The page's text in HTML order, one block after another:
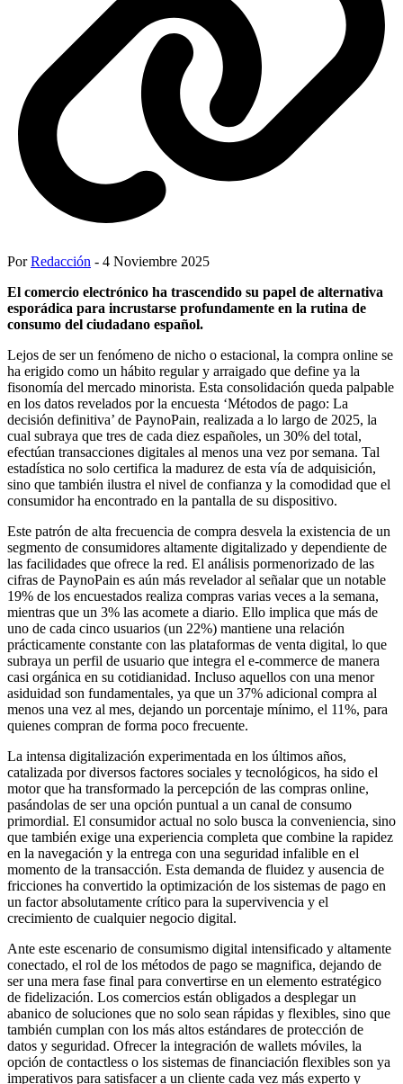
PorRedacción - 4 Noviembre 2025
El comercio electrónico ha trascendido su papel de alternativa
esporádica para incrustarse profundamente en la rutina de
consumo del ciudadano español.
Lejos de ser un fenómeno de nicho o estacional, la compra online se
ha erigido como un hábito regular y arraigado que define ya la
fisonomía del mercado minorista. Esta consolidación queda palpable
en los datos revelados por la encuesta ‘Métodos de pago: La
decisión definitiva’ de PaynoPain, realizada a lo largo de 2025, la
cual subraya que tres de cada diez españoles, un 30% del total,
efectúan transacciones digitales al menos una vez por semana. Tal
estadística no solo certifica la madurez de esta vía de adquisición,
sino que también ilustra el nivel de confianza y la comodidad que el
consumidor ha encontrado en la pantalla de su dispositivo.
Este patrón de alta frecuencia de compra desvela la existencia de un
segmento de consumidores altamente digitalizado y dependiente de
las facilidades que ofrece la red. El análisis pormenorizado de las
cifras de PaynoPain es aún más revelador al señalar que un notable
19% de los encuestados realiza compras varias veces a la semana,
mientras que un 3% las acomete a diario. Ello implica que más de
uno de cada cinco usuarios (un 22%) mantiene una relación
prácticamente constante con las plataformas de venta digital, lo que
subraya un perfil de usuario que integra el e-commerce de manera
casi orgánica en su cotidianidad. Incluso aquellos con una menor
asiduidad son fundamentales, ya que un 37% adicional compra al
menos una vez al mes, dejando un porcentaje mínimo, el 11%, para
quienes compran de forma poco frecuente.
La intensa digitalización experimentada en los últimos años,
catalizada por diversos factores sociales y tecnológicos, ha sido el
motor que ha transformado la percepción de las compras online,
pasándolas de ser una opción puntual a un canal de consumo
primordial. El consumidor actual no solo busca la conveniencia, sino
que también exige una experiencia completa que combine la rapidez
en la navegación y la entrega con una seguridad infalible en el
momento de la transacción. Esta demanda de fluidez y ausencia de
fricciones ha convertido la optimización de los sistemas de pago en
un factor absolutamente crítico para la supervivencia y el
crecimiento de cualquier negocio digital.
Ante este escenario de consumismo digital intensificado y altamente
conectado, el rol de los métodos de pago se magnifica, dejando de
ser una mera fase final para convertirse en un elemento estratégico
de fidelización. Los comercios están obligados a desplegar un
abanico de soluciones que no solo sean rápidas y flexibles, sino que
también cumplan con los más altos estándares de protección de
datos y seguridad. Ofrecer la integración de wallets móviles, la
opción de contactless o los sistemas de financiación flexibles son ya
imperativos para satisfacer a un cliente cada vez más experto y